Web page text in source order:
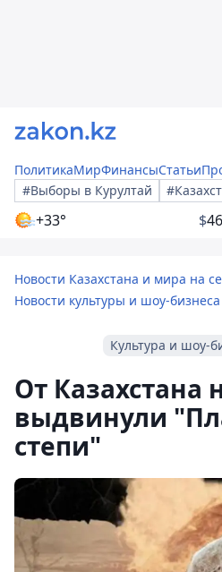
ПолитикаМирФинансыСтатьи
#Выборы в Курултай
+33° $
Новости Казахстана и мира на
Новости культуры и шоу-бизнеса
Культура и шоу-
От Казахстана
выдвинули
степи"